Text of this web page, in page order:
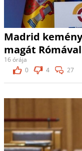
Madrid
magát
16 órája
0
4 27